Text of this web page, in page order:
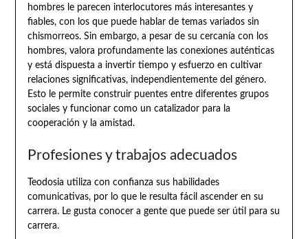
hombres le parecen interlocutores más interesantes y
fiables, con los que puede hablar de temas variados sin
chismorreos. Sin embargo, a pesar de su cercanía con los
hombres, valora profundamente las conexiones auténticas
y está dispuesta a invertir tiempo y esfuerzo en cultivar
relaciones significativas, independientemente del género.
Esto le permite construir puentes entre diferentes grupos
sociales y funcionar como un catalizador para la
cooperación y la amistad.
Profesiones y trabajos adecuados
Teodosia utiliza con confianza sus habilidades
comunicativas, por lo que le resulta fácil ascender en su
carrera. Le gusta conocer a gente que puede ser útil para su
carrera.